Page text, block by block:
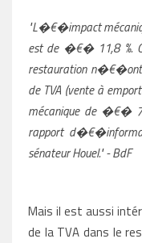
"L�€�impact
est de �€� 11,8 %.
restauration
de TVA (vente à
mécanique de �€�
rapport
sénateur Houel." - BdF
Mais il est aussi
de la TVA dans le